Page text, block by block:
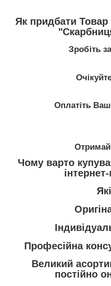
Як придбати Товар
Зробіть
Оплатіть
Чому варто
Професійна
Великий
постійно